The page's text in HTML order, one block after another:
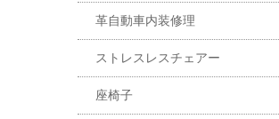
革自動車内装修理
ストレスレスチェアー
座椅子